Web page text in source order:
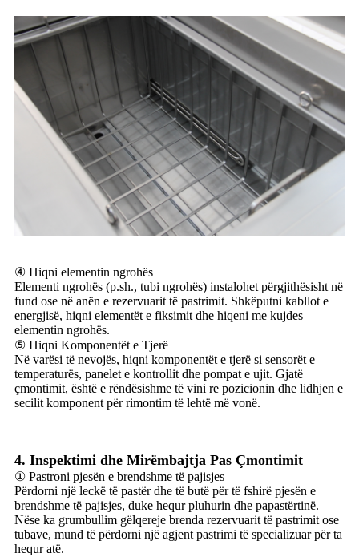
④ Hiqni elementin ngrohës
Elementi ngrohës (p.sh., tubi ngrohës) instalohet përgjithësisht në
fund ose në anën e rezervuarit të pastrimit. Shkëputni kabllot e
energjisë, hiqni elementët e fiksimit dhe hiqeni me kujdes
elementin ngrohës.
⑤ Hiqni Komponentët e Tjerë
Në varësi të nevojës, hiqni komponentët e tjerë si sensorët e
temperaturës, panelet e kontrollit dhe pompat e ujit. Gjatë
çmontimit, është e rëndësishme të vini re pozicionin dhe lidhjen e
secilit komponent për rimontim të lehtë më vonë.
4. Inspektimi dhe Mirëmbajtja Pas Çmontimit
① Pastroni pjesën e brendshme të pajisjes
Përdorni një leckë të pastër dhe të butë për të fshirë pjesën e
brendshme të pajisjes, duke hequr pluhurin dhe papastërtinë.
Nëse ka grumbullim gëlqereje brenda rezervuarit të pastrimit ose
tubave, mund të përdorni një agjent pastrimi të specializuar për ta
hequr atë.